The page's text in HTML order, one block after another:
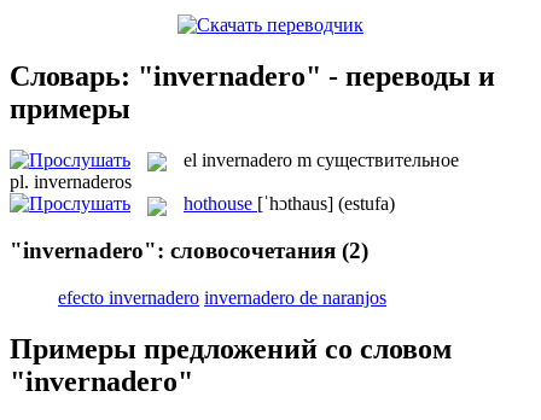
Словарь: "invernadero" - переводы и
примеры
el invernadero m существительное
pl. invernaderos
hothouse [ˈhɔthaus] (estufa)
"invernadero": словосочетания (2)
efecto invernadero invernadero de naranjos
Примеры предложений со словом
"invernadero"